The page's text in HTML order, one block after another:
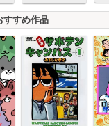
すすめ作品